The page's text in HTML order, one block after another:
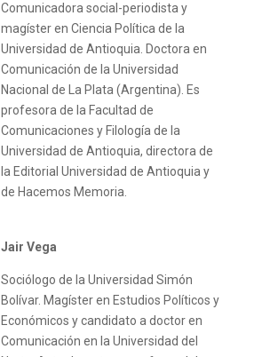
Comunicadora social-periodista y
magíster en Ciencia Política de la
Universidad de Antioquia. Doctora en
Comunicación de la Universidad
Nacional de La Plata (Argentina). Es
profesora de la Facultad de
Comunicaciones y Filología de la
Universidad de Antioquia, directora de
la Editorial Universidad de Antioquia y
de Hacemos Memoria.
Jair Vega
Sociólogo de la Universidad Simón
Bolívar. Magíster en Estudios Políticos y
Económicos y candidato a doctor en
Comunicación en la Universidad del